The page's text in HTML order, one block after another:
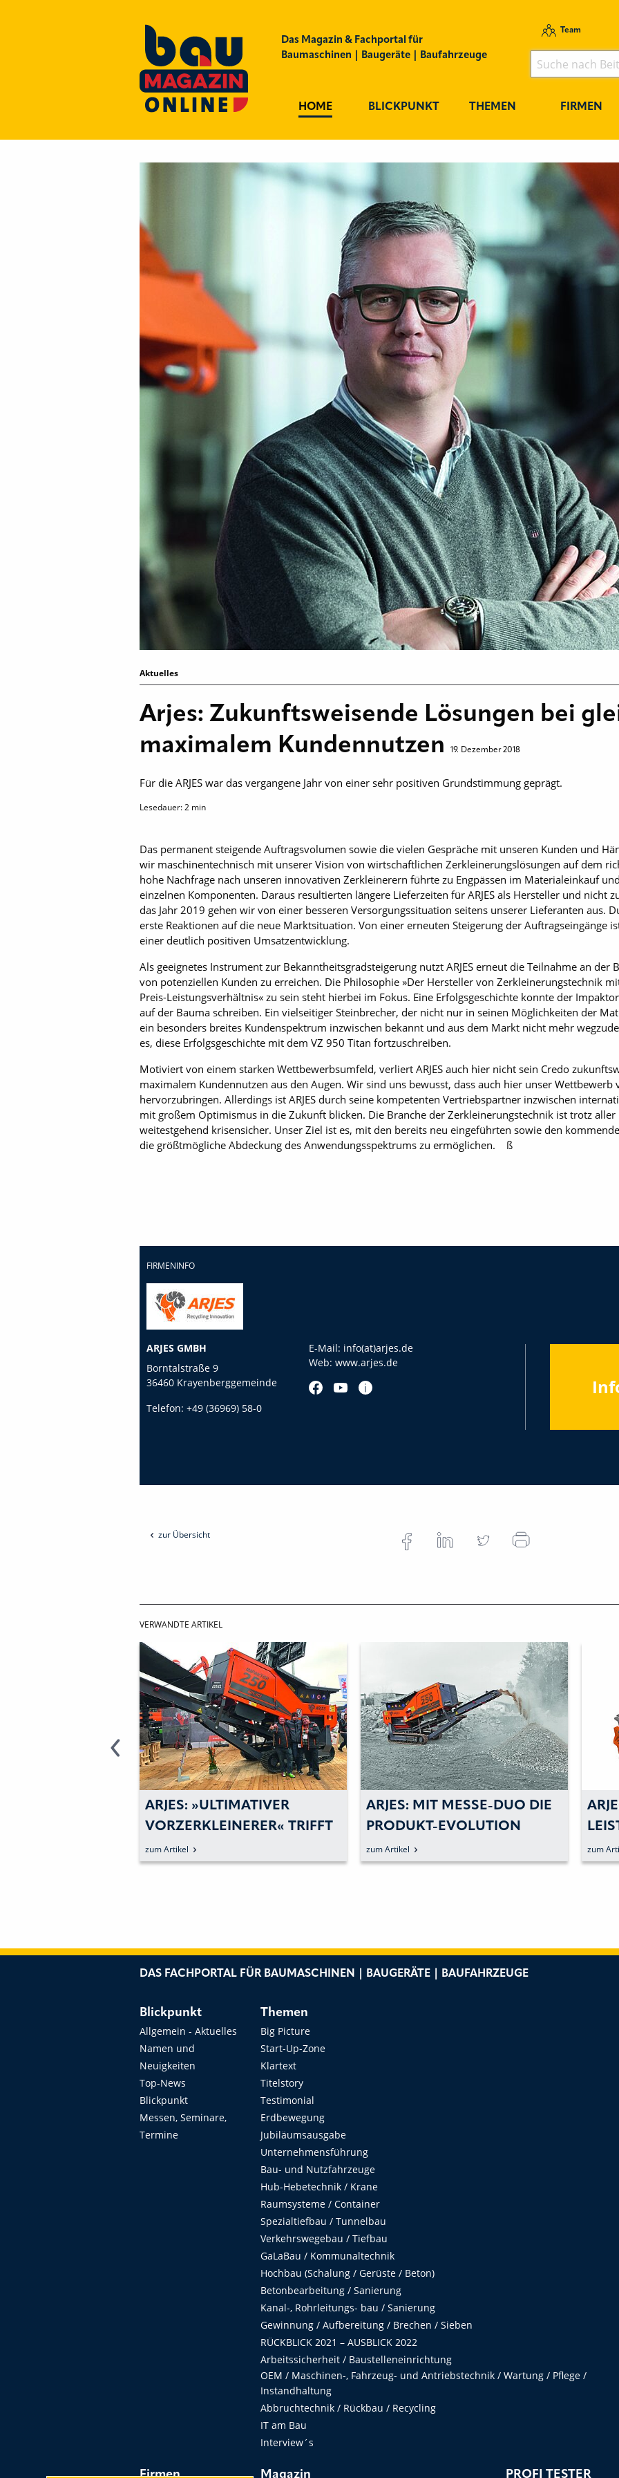
Das Magazin & Fachportal für
Baumaschinen | Baugeräte | Baufahrzeuge
Team
HOME BLICKPUNKT THEMEN FIRMEN
Aktuelles
Arjes: Zukunftsweisende Lösungen bei
maximalem Kundennutzen
19. Dezember 2018
Für die ARJES war das vergangene Jahr von einer sehr positiven Grundstimmung geprägt.
Lesedauer:2 min
Das permanent steigende Auftragsvolumen sowie die vielen Gespräche mit unseren Kunden und
wir maschinentechnisch mit unserer Vision von wirtschaftlichen Zerkleinerungslösungen auf dem
hohe Nachfrage nach unseren innovativen Zerkleinerern führte zu Engpässen im Materialeinkauf
einzelnen Komponenten. Daraus resultierten längere Lieferzeiten für ARJES als Hersteller und nicht
das Jahr 2019 gehen wir von einer besseren Versorgungssituation seitens unserer Lieferanten aus.
erste Reaktionen auf die neue Marktsituation. Von einer erneuten Steigerung der Auftragseingänge
einer deutlich positiven Umsatzentwicklung.
Als geeignetes Instrument zur Bekanntheitsgradsteigerung nutzt ARJES erneut die Teilnahme an der
von potenziellen Kunden zu erreichen. Die Philosophie »Der Hersteller von Zerkleinerungstechnik
Preis-Leistungsverhältnis« zu sein steht hierbei im Fokus. Eine Erfolgsgeschichte konnte der
auf der Bauma schreiben. Ein vielseitiger Steinbrecher, der nicht nur in seinen Möglichkeiten der
ein besonders breites Kundenspektrum inzwischen bekannt und aus dem Markt nicht mehr
es, diese Erfolgsgeschichte mit dem VZ 950 Titan fortzuschreiben.
Motiviert von einem starken Wettbewerbsumfeld, verliert ARJES auch hier nicht sein Credo
maximalem Kundennutzen aus den Augen. Wir sind uns bewusst, dass auch hier unser Wettbewerb
hervorzubringen. Allerdings ist ARJES durch seine kompetenten Vertriebspartner inzwischen
mit großem Optimismus in die Zukunft blicken. Die Branche der Zerkleinerungstechnik ist trotz
weitest­gehend krisensicher. Unser Ziel ist es, mit den bereits neu eingeführten sowie den
die größtmögliche Abdeckung des Anwendungsspektrums zu ermög­lichen. ß
FIRMENINFO
ARJES GMBH
Borntalstraße 9
36460 Krayenberggemeinde
Telefon: +49 (36969) 58-0
E-Mail: info(at)arjes.de
Web: www.arjes.de
zur Übersicht
VERWANDTE ARTIKEL
ARJES: »ULTIMATIVER
VORZERKLEINERER« TRIFFT
AUF REGES
BESUCHERINTERESSE
zum Artikel
ARJES: MIT MESSE-DUO DIE
PRODUKT-EVOLUTION
FORTSETZEN
zum Artikel zum
DAS FACHPORTAL FÜR BAUMASCHINEN | BAUGERÄTE | BAUFAHRZEUGE
Blickpunkt
Allgemein - Aktuelles
Namen und
Neuigkeiten
Top-News
Blickpunkt
Messen, Seminare,
Termine
Themen
Big Picture
Start-Up-Zone
Klartext
Titelstory
Testimonial
Erdbewegung
Jubiläumsausgabe
Unternehmensführung
Bau- und Nutzfahrzeuge
Hub-Hebetechnik / Krane
Raumsysteme / Container
Spezialtiefbau / Tunnelbau
Verkehrswegebau / Tiefbau
GaLaBau / Kommunaltechnik
Hochbau (Schalung / Gerüste / Beton)
Betonbearbeitung / Sanierung
Kanal-, Rohrleitungs- bau / Sanierung
Gewinnung / Aufbereitung / Brechen / Sieben
RÜCKBLICK 2021 – AUSBLICK 2022
Arbeitssicherheit / Baustelleneinrichtung
OEM / Maschinen-, Fahrzeug- und Antriebstechnik / Wartung / Pflege /
Instandhaltung
Abbruchtechnik / Rückbau / Recycling
IT am Bau
Interview´s
Firmen Magazin PROFI TESTER